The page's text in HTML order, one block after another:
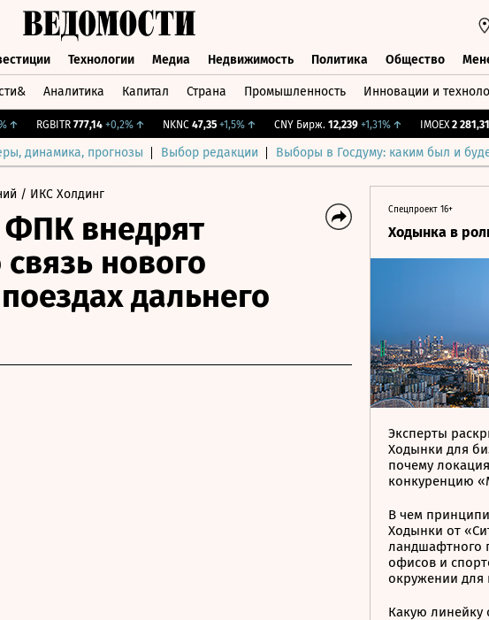
Технологии Медиа Недвижимость Политика Общество
Аналитика Капитал Страна Промышленность Инновации и
RGBITR 777,14 +0,2%↑ NKNC 47,35 +1,5%↑ CNY Бирж. 12,239 +1,31%↑ IMOEX 2 281,31 -
динамика, прогнозы Выбор редакции Выборы в Госдуму: каким был и
/ ИКС Холдинг
внедрят
нового
дальнего
Спецпроект 16+
Ходынка в
Эксперты
Ходынки для
почему
конкуренцию
В чем
Ходынки от
ландшафтного
офисов и
окружении для
Какую линейку